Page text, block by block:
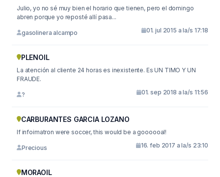
Julio, yo no sé muy bien el horario que tienen, pero el domingo
abren porque yo reposté allí pasa...
gasolinera alcampo 01. jul 2015 a la/s 17:18
PLENOIL
La atención al cliente 24 horas es inexistente. Es UN TIMO Y UN
FRAUDE.
? 01. sep 2018 a la/s 11:56
CARBURANTES GARCIA LOZANO
If infoimatron were soccer, this would be a goooooal!
Precious 16. feb 2017 a la/s 23:10
MORAOIL